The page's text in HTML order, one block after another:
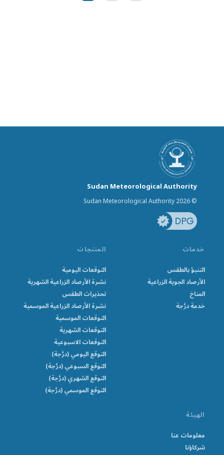
Sudan Meteorological Authority
© Sudan Meteorological Authority 2026
خدمات
التنبؤ بالطقس
الأرصاد الجوية الزراعية
المناخ
خدمة درَّجة
المنتجات
التوقعات اليومية
نشرة الأرصاد الزراعية الشهرية
تحذيرات الطقس
نشرة الأرصاد الزراعية الموسمية
التوقعات الموسمية
التوقعات الشهرية
التوقعات الاسبوعية
التوقع اليومي (درَّجة)
التوقع السبوعي (درَّجة)
التوقع الشهري (درَّجة)
التوقع الموسمي (درَّجة)
الهيئة
معلومات عنا
شركاؤنا